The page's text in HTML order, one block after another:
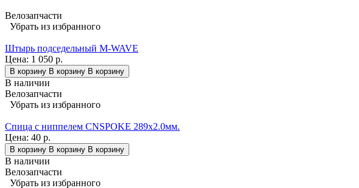
Велозапчасти
Убрать из избранного
Штырь подседельный M-WAVE
Цена: 1 050 р.
В корзину В корзину В корзину
В наличии
Велозапчасти
Убрать из избранного
Спица с ниппелем CNSPOKE 289х2.0мм.
Цена: 40 р.
В корзину В корзину В корзину
В наличии
Велозапчасти
Убрать из избранного